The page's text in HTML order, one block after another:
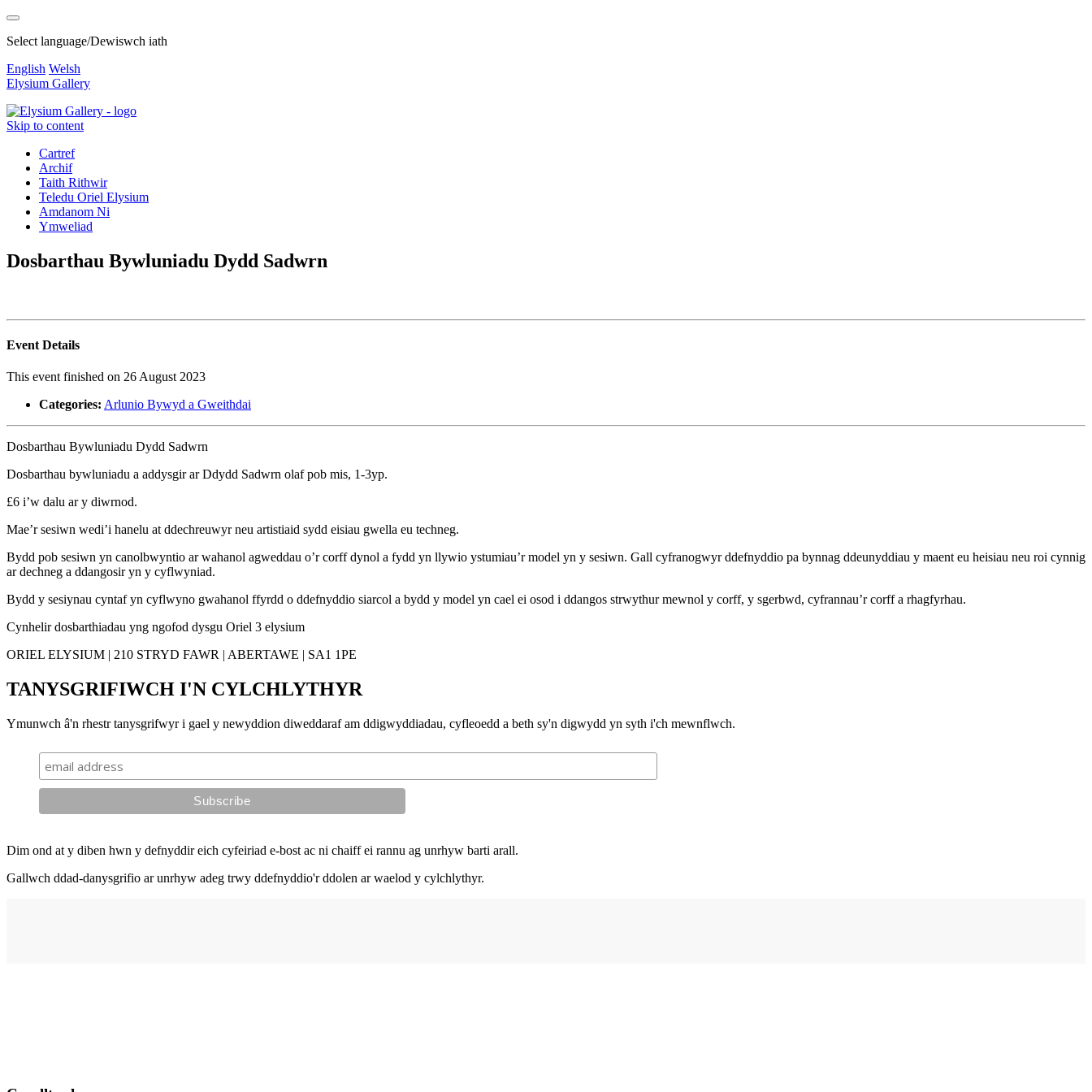
Select language/Dewiswch iath
English Welsh
Elysium Gallery
Skip to content
Cartref
Archif
Taith Rithwir
Teledu Oriel Elysium
Amdanom Ni
Ymweliad
Dosbarthau Bywluniadu Dydd Sadwrn
Event Details
This event finished on 26 August 2023
Categories: Arlunio Bywyd a Gweithdai
Dosbarthau Bywluniadu Dydd Sadwrn
Dosbarthau bywluniadu a addysgir ar Ddydd Sadwrn olaf pob mis, 1-3yp.
£6 i’w dalu ar y diwrnod.
Mae’r sesiwn wedi’i hanelu at ddechreuwyr neu artistiaid sydd eisiau gwella eu techneg.
Bydd pob sesiwn yn canolbwyntio ar wahanol agweddau o’r corff dynol a fydd yn llywio ystumiau’r model yn y sesiwn. Gall cyfranogwyr ddefnyddio pa bynnag ddeunyddiau y maent eu heisiau neu roi cynnig
ar dechneg a ddangosir yn y cyflwyniad.
Bydd y sesiynau cyntaf yn cyflwyno gwahanol ffyrdd o ddefnyddio siarcol a bydd y model yn cael ei osod i ddangos strwythur mewnol y corff, y sgerbwd, cyfrannau’r corff a rhagfyrhau.
Cynhelir dosbarthiadau yng ngofod dysgu Oriel 3 elysium
ORIEL ELYSIUM | 210 STRYD FAWR | ABERTAWE | SA1 1PE
TANYSGRIFIWCH I'N CYLCHLYTHYR
Ymunwch â'n rhestr tanysgrifwyr i gael y newyddion diweddaraf am ddigwyddiadau, cyfleoedd a beth sy'n digwydd yn syth i'ch mewnflwch.
Dim ond at y diben hwn y defnyddir eich cyfeiriad e-bost ac ni chaiff ei rannu ag unrhyw barti arall.
Gallwch ddad-danysgrifio ar unrhyw adeg trwy ddefnyddio'r ddolen ar waelod y cylchlythyr.